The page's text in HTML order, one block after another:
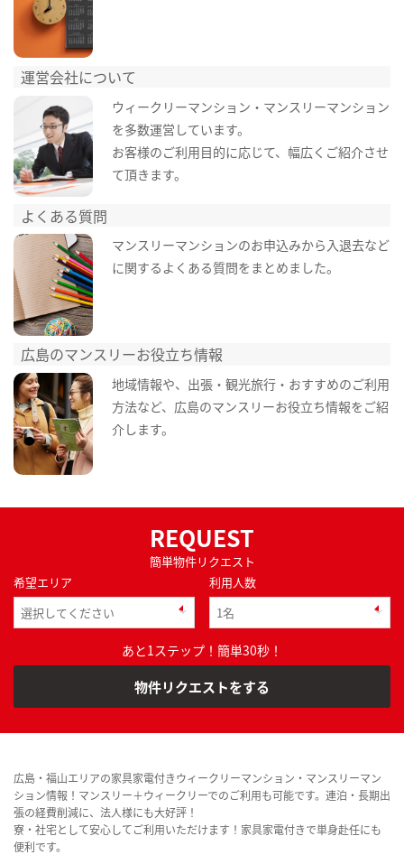
運営会社について
ウィークリーマンション・マンスリーマンション
を多数運営しています。
お客様のご利用目的に応じて、幅広くご紹介させ
て頂きます。
よくある質問
マンスリーマンションのお申込みから入退去など
に関するよくある質問をまとめました。
広島のマンスリーお役立ち情報
地域情報や、出張・観光旅行・おすすめのご利用
方法など、広島のマンスリーお役立ち情報をご紹
介します。
REQUEST
簡単物件リクエスト
希望エリア
利用人数
あと1ステップ！簡単30秒！
物件リクエストをする
広島・福山エリアの家具家電付きウィークリーマンション・マンスリーマン
ション情報！マンスリー＋ウィークリーでのご利用も可能です。連泊・長期出
張の経費削減に、法人様にも大好評！
寮・社宅として安心してご利用いただけます！家具家電付きで単身赴任にも
便利です。